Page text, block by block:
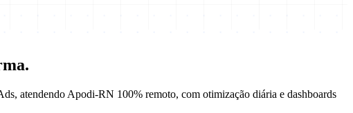
atendendo Apodi-RN 100% remoto, com otimização diária e dashboards